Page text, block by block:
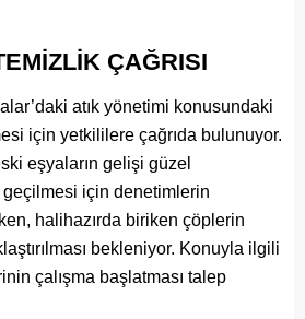
ÇAĞRISI
atık yönetimi konusundaki
için yetkililere çağrıda bulunuyor.
eşyaların gelişi güzel
geçilmesi için denetimlerin
halihazırda biriken çöplerin
bekleniyor. Konuyla ilgili
çalışma başlatması talep